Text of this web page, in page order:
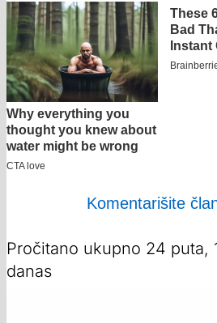
Komentarišite
Pročitano ukupno 24 puta,
danas